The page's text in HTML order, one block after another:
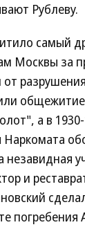
Рублеву.
самый
Москвы за
от
а в
и
погребения